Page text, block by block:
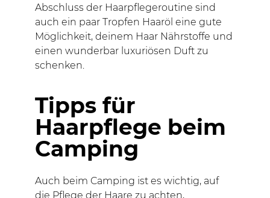
Abschluss der Haarpflegeroutine sind
auch ein paar Tropfen Haaröl eine gute
Möglichkeit, deinem Haar Nährstoffe und
einen wunderbar luxuriösen Duft zu
schenken.
Tipps für
Haarpflege beim
Camping
Auch beim Camping ist es wichtig, auf
die Pflege der Haare zu achten,